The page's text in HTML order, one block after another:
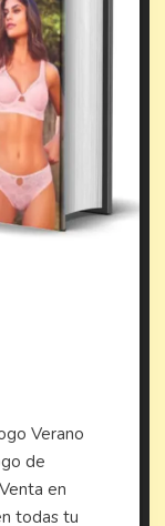
Verano
de
en
todas tu